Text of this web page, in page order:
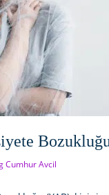
Cumhur Avcil